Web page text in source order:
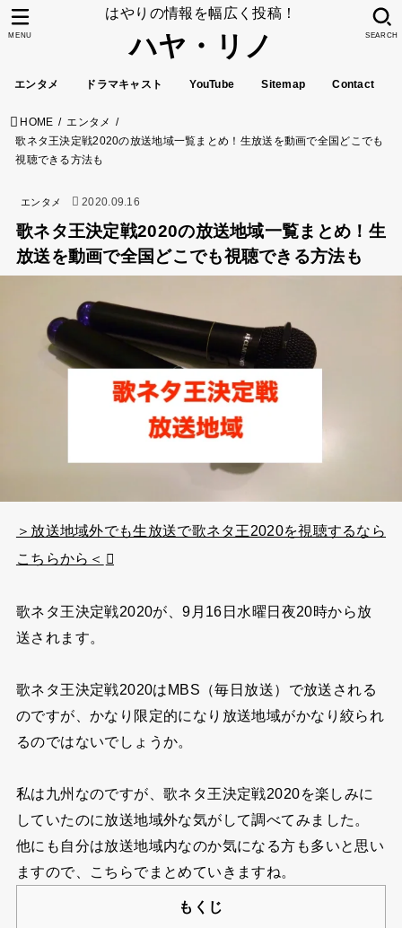
はやりの情報を幅広く投稿！
ハヤ・リノ
エンタメ ドラマキャスト YouTube Sitemap Contact
SEARCH
MENU
HOME
エンタメ
歌ネタ王決定戦2020の放送地域一覧まとめ！生放送を動画で全国どこでも
視聴できる方法も
エンタメ 2020.09.16
歌ネタ王決定戦2020の放送地域一覧まとめ！生
放送を動画で全国どこでも視聴できる方法も
＞放送地域外でも生放送で歌ネタ王2020を視聴するなら
こちらから＜
歌ネタ王決定戦2020が、9月16日水曜日夜20時から放
送されます。
歌ネタ王決定戦2020はMBS（毎日放送）で放送される
のですが、かなり限定的になり放送地域がかなり絞られ
るのではないでしょうか。
私は九州なのですが、歌ネタ王決定戦2020を楽しみに
していたのに放送地域外な気がして調べてみました。
他にも自分は放送地域内なのか気になる方も多いと思い
ますので、こちらでまとめていきますね。
もくじ